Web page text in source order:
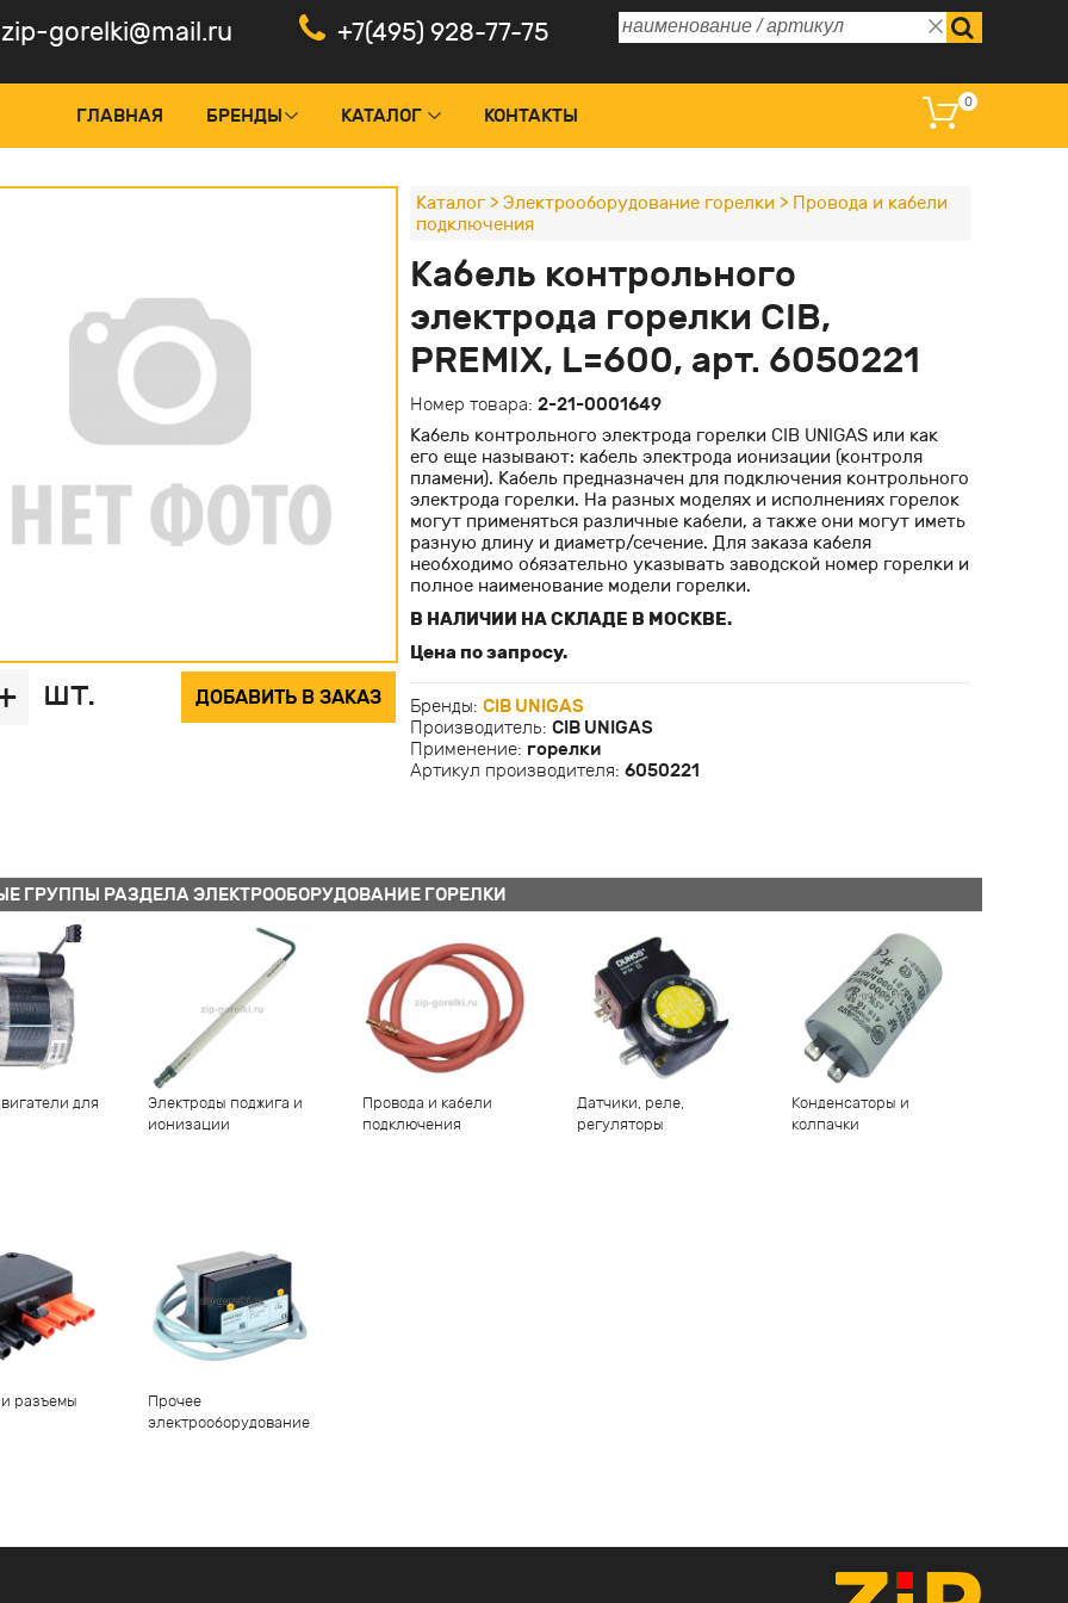
zip-gorelki@mail.ru +7(495) 928-77-75
ГЛАВНАЯ БРЕНДЫ КАТАЛОГ
горелок
герметичности
и ПИД-регуляторы
поджига
управления горелкой
Панели управления и дисплеи
Электромагнитные катушки
Частотные преобразователи
Электроклапаны регулирующие
КОНТАКТЫ
0
шт. ДОБАВИТЬ В ЗАКАЗ
Каталог> Электрооборудование горелки > Провода и кабели
подключения
Кабель контрольного
электрода горелки CIB,
PREMIX, L=600, арт. 6050221
Номер товара: 2-21-0001649
Кабель контрольного электрода горелки CIB UNIGAS или как
его еще называют: кабель электрода ионизации (контроля
пламени). Кабель предназначен для подключения контрольного
электрода горелки. На разных моделях и исполнениях горелок
могут применяться различные кабели, а также они могут иметь
разную длину и диаметр/сечение. Для заказа кабеля
необходимо обязательно указывать заводской номер горелки и
полное наименование модели горелки.
В НАЛИЧИИ НА СКЛАДЕ В МОСКВЕ.
Цена по запросу.
Бренды: CIB UNIGAS
Производитель: CIB UNIGAS
Применение: горелки
Артикул производителя: 6050221
ГРУППЫ РАЗДЕЛА ЭЛЕКТРООБОРУДОВАНИЕ ГОРЕЛКИ
для
Электроды поджига и
ионизации
Провода и кабели
подключения
Датчики, реле,
регуляторы
Конденсаторы и
колпачки
разъемы
Прочее
электрооборудование